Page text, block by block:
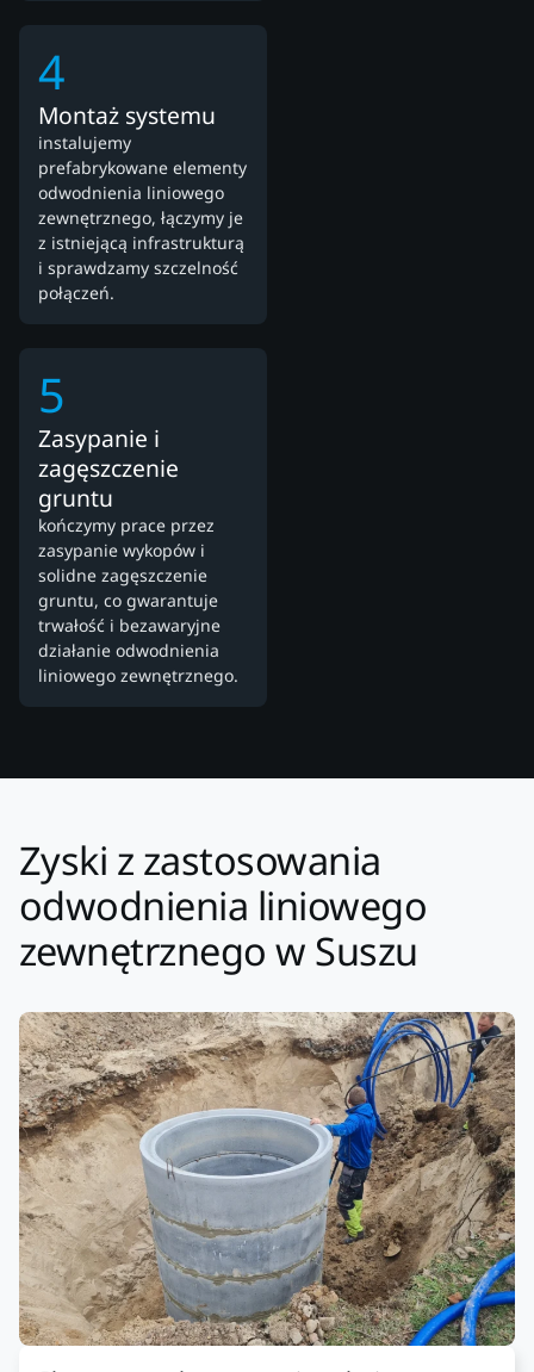
4
Montaż systemu
instalujemy
prefabrykowane elementy
odwodnienia liniowego
zewnętrznego, łączymy je
z istniejącą infrastrukturą
i sprawdzamy szczelność
połączeń.
5
Zasypanie i
zagęszczenie
gruntu
kończymy prace przez
zasypanie wykopów i
solidne zagęszczenie
gruntu, co gwarantuje
trwałość i bezawaryjne
działanie odwodnienia
liniowego zewnętrznego.
Zyski z zastosowania
odwodnienia liniowego
zewnętrznego w Suszu